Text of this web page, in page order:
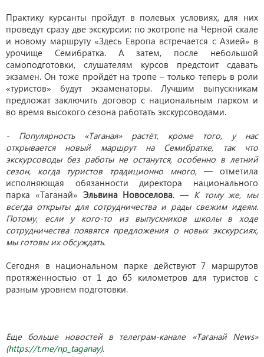
Практику курсанты пройдут в полевых условиях, для них
проведут сразу две экскурсии: по экотропе на Чёрной скале
и новому маршруту «Здесь Европа встречается с Азией» в
урочище Семибратка. А затем, после небольшой
самоподготовки, слушателям курсов предстоит сдавать
экзамен. Он тоже пройдёт на тропе – только теперь в роли
«туристов» будут экзаменаторы. Лучшим выпускникам
предложат заключить договор с национальным парком и
во время высокого сезона работать экскурсоводами.
- Популярность «Таганая» растёт, кроме того, у нас
открывается новый маршрут на Семибратке, так что
экскурсоводы без работы не останутся, особенно в летний
сезон, когда туристов традиционно много, — отметила
исполняющая обязанности директора национального
парка «Таганай» Эльвина Новоселова. — К тому же, мы
всегда открыты для сотрудничества и рады свежим идеям.
Потому, если у кого-то из выпускников школы в ходе
сотрудничества появятся предложения о новых экскурсиях,
мы готовы их обсуждать.
Сегодня в национальном парке действуют 7 маршрутов
протяжённостью от 1 до 65 километров для туристов с
разным уровнем подготовки.
Еще больше новостей в телеграм-канале «Таганай News»
(https://t.me/np_taganay).